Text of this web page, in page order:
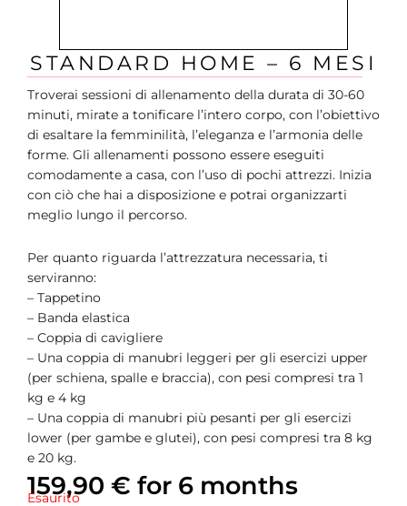
STANDARD HOME – 6 MESI
Troverai sessioni di allenamento della durata di 30-60
minuti, mirate a tonificare l’intero corpo, con l’obiettivo
di esaltare la femminilità, l’eleganza e l’armonia delle
forme. Gli allenamenti possono essere eseguiti
comodamente a casa, con l’uso di pochi attrezzi. Inizia
con ciò che hai a disposizione e potrai organizzarti
meglio lungo il percorso.
Per quanto riguarda l’attrezzatura necessaria, ti
serviranno:
– Tappetino
– Banda elastica
– Coppia di cavigliere
– Una coppia di manubri leggeri per gli esercizi upper
(per schiena, spalle e braccia), con pesi compresi tra 1
kg e 4 kg
– Una coppia di manubri più pesanti per gli esercizi
lower (per gambe e glutei), con pesi compresi tra 8 kg
e 20 kg.
159,90 € for 6 months
Esaurito